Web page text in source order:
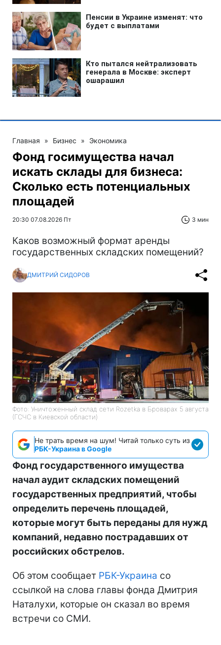
Главная » Бизнес » Экономика
Фонд госимущества начал
искать склады для бизнеса:
Сколько есть потенциальных
площадей
20:30 07.08.2026 Пт 3 мин
Каков возможный формат аренды
государственных складских помещений?
ДМИТРИЙ СИДОРОВ
Фото: Уничтоженный склад сети Rozetka в Броварах 5 августа
(ГСЧС в Киевской области)
Не трать время на шум! Читай только суть из
РБК-Украина в Google
Фонд государственного имущества
начал аудит складских помещений
государственных предприятий, чтобы
определить перечень площадей,
которые могут быть переданы для нужд
компаний, недавно пострадавших от
российских обстрелов.
Об этом сообщает РБК-Украина со
ссылкой на слова главы фонда Дмитрия
Наталухи, которые он сказал во время
встречи со СМИ.